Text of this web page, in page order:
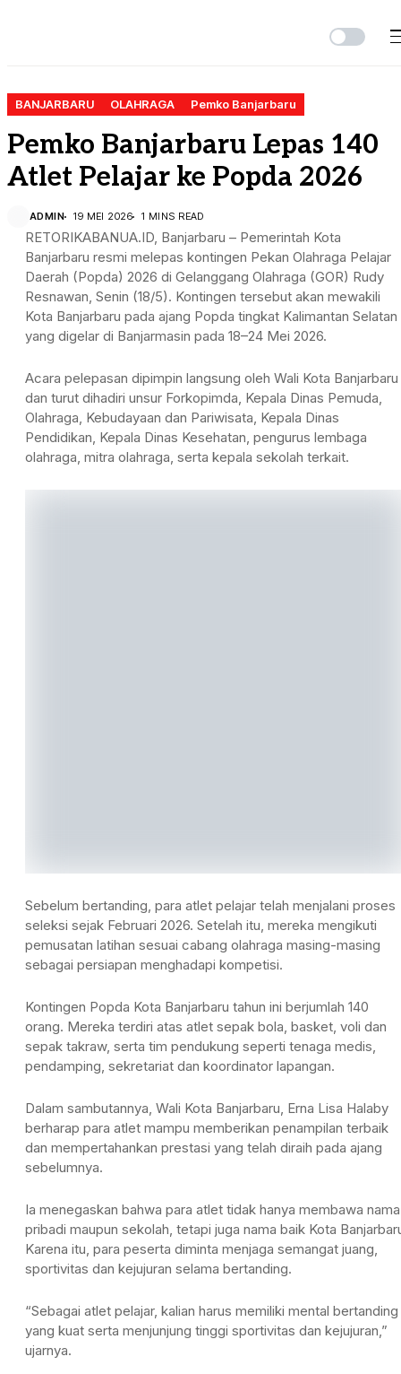
BANJARBARU OLAHRAGA Pemko Banjarbaru
Pemko Banjarbaru Lepas 140
Atlet Pelajar ke Popda 2026
ADMIN 19 MEI 2026 1 MINS READ
RETORIKABANUA.ID, Banjarbaru – Pemerintah Kota
Banjarbaru resmi melepas kontingen Pekan Olahraga Pelajar
Daerah (Popda) 2026 di Gelanggang Olahraga (GOR) Rudy
Resnawan, Senin (18/5). Kontingen tersebut akan mewakili
Kota Banjarbaru pada ajang Popda tingkat Kalimantan Selatan
yang digelar di Banjarmasin pada 18–24 Mei 2026.
Acara pelepasan dipimpin langsung oleh Wali Kota Banjarbaru
dan turut dihadiri unsur Forkopimda, Kepala Dinas Pemuda,
Olahraga, Kebudayaan dan Pariwisata, Kepala Dinas
Pendidikan, Kepala Dinas Kesehatan, pengurus lembaga
olahraga, mitra olahraga, serta kepala sekolah terkait.
Sebelum bertanding, para atlet pelajar telah menjalani proses
seleksi sejak Februari 2026. Setelah itu, mereka mengikuti
pemusatan latihan sesuai cabang olahraga masing-masing
sebagai persiapan menghadapi kompetisi.
Kontingen Popda Kota Banjarbaru tahun ini berjumlah 140
orang. Mereka terdiri atas atlet sepak bola, basket, voli dan
sepak takraw, serta tim pendukung seperti tenaga medis,
pendamping, sekretariat dan koordinator lapangan.
Dalam sambutannya, Wali Kota Banjarbaru, Erna Lisa Halaby
berharap para atlet mampu memberikan penampilan terbaik
dan mempertahankan prestasi yang telah diraih pada ajang
sebelumnya.
Ia menegaskan bahwa para atlet tidak hanya membawa nama
pribadi maupun sekolah, tetapi juga nama baik Kota
Karena itu, para peserta diminta menjaga semangat juang,
sportivitas dan kejujuran selama bertanding.
“Sebagai atlet pelajar, kalian harus memiliki mental bertanding
yang kuat serta menjunjung tinggi sportivitas dan kejujuran,”
ujarnya.